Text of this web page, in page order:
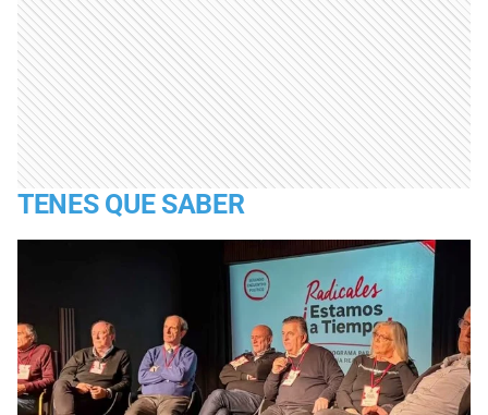
TENES QUE SABER